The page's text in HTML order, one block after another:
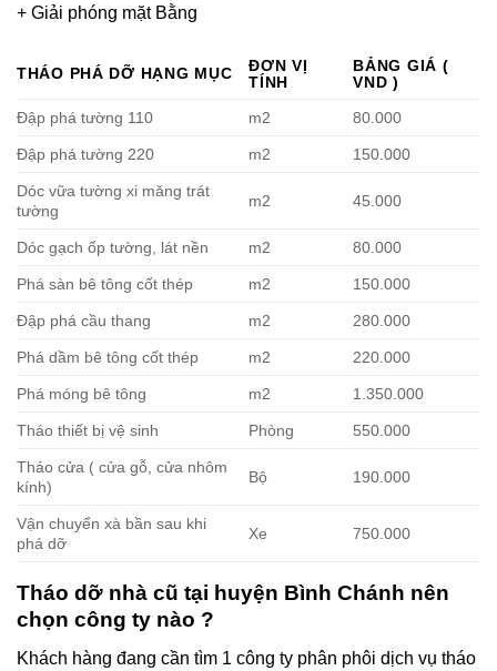
+ Giải phóng mặt Bằng
THÁO PHÁ DỠ HẠNG MỤC
ĐƠN VỊ
TÍNH
BẢNG GIÁ (
VND )
Đập phá tường 110
m2 80.000
Đập phá tường 220 m2 150.000
Dóc vữa tường xi măng trát
tường
m2 45.000
Dóc gạch ốp tường, lát nền m2 80.000
Phá sàn bê tông cốt thép m2 150.000
Đập phá cầu thang m2 280.000
Phá dầm bê tông cốt thép m2 220.000
Phá móng bê tông m2 1.350.000
Tháo thiết bị vệ sinh Phòng 550.000
Tháo cửa ( cửa gỗ, cửa nhôm
kính)
Bộ 190.000
Vận chuyển xà bần sau khi
phá dỡ
Xe 750.000
Tháo dỡ nhà cũ tại huyện Bình Chánh nên
chọn công ty nào ?
Khách hàng đang cần tìm 1 công ty phân phôi dịch vụ tháo